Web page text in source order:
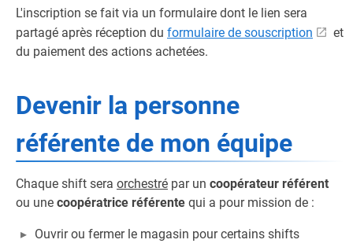
L'inscription se fait via un formulaire dont le lien sera
partagé après réception du formulaire de souscription
et
du paiement des actions achetées.
Devenir la personne
référente de mon équipe
Chaque shift sera orchestré par un coopérateur référent
ou une coopératrice référente qui a pour mission de :
Ouvrir ou fermer le magasin pour certains shifts